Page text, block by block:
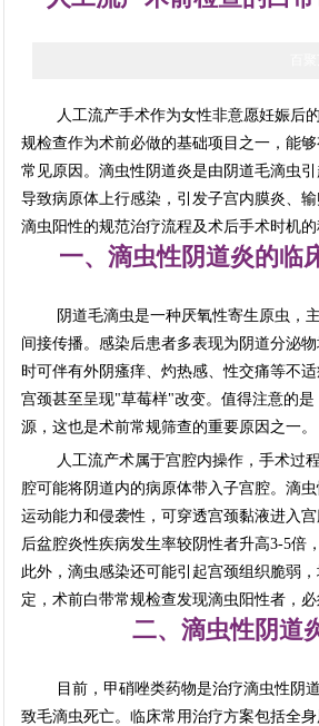
人工流产手术作为女性非意愿妊娠后
规检查作为术前必做的基础项目之一，能
常见原因。滴虫性阴道炎是由阴道毛滴虫
导致病原体上行感染，引发子宫内膜炎、
滴虫阳性的规范治疗流程及术后手术时机
一、滴虫性阴道炎的临
阴道毛滴虫是一种厌氧性寄生原虫，
间接传播。感染后患者多表现为阴道分泌
时可伴有外阴瘙痒、灼热感、性交痛等不
宫颈甚至呈现"草莓样"改变。值得注意的
源，这也是术前常规筛查的重要原因之一。
人工流产术属于宫腔内操作，手术过
腔可能将阴道内的病原体带入子宫腔。滴
运动能力和侵袭性，可穿透宫颈黏液进入
后盆腔炎性疾病发生率较阴性者升高3-5倍
此外，滴虫感染还可能引起宫颈组织脆弱
定，术前白带常规检查发现滴虫阳性者，
二、滴虫性阴道
目前，甲硝唑类药物是治疗滴虫性阴
致毛滴虫死亡。临床常用治疗方案包括全